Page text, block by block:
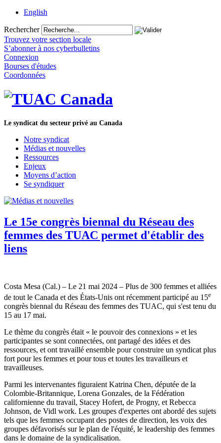
English
Rechercher
Trouvez votre section locale
S’abonner à nos cyberbulletins
Connexion
Bourses d'études
Coordonnées
Le syndicat du secteur privé au Canada
Notre syndicat
Médias et nouvelles
Ressources
Enjeux
Moyens d’action
Se syndiquer
Le 15e congrès biennal du Réseau des
femmes des TUAC permet d'établir des
liens
Costa Mesa (Cal.) – Le 21 mai 2024 – Plus de 300 femmes et alliées
de tout le Canada et des États-Unis ont récemment participé au 15e
congrès biennal du Réseau des femmes des TUAC, qui s'est tenu du
15 au 17 mai.
Le thème du congrès était « le pouvoir des connexions » et les
participantes se sont connectées, ont partagé des idées et des
ressources, et ont travaillé ensemble pour construire un syndicat plus
fort pour les femmes et pour tous et toutes les travailleurs et
travailleuses.
Parmi les intervenantes figuraient Katrina Chen, députée de la
Colombie-Britannique, Lorena Gonzales, de la Fédération
californienne du travail, Stacey Hofert, de Progny, et Rebecca
Johnson, de Vidl work. Les groupes d'expertes ont abordé des sujets
tels que les femmes occupant des postes de direction, les voix des
groupes défavorisés sur le plan de l'équité, le leadership des femmes
dans le domaine de la syndicalisation.